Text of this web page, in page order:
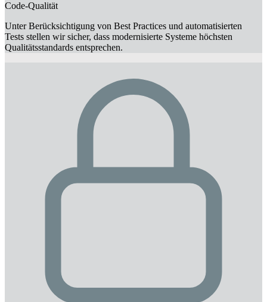
Code-Qualität
Unter Berücksichtigung von Best Practices und automatisierten
Tests stellen wir sicher, dass modernisierte Systeme höchsten
Qualitätsstandards entsprechen.